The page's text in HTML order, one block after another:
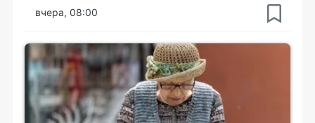
вчера, 08:00